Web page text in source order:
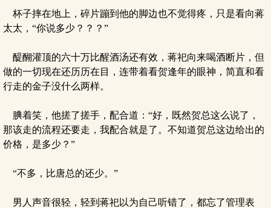
杯子摔在地上，碎片蹦到他的脚边也不觉得疼，只是看向蒋
太太，“你说多少？？？”
醍醐灌顶的六十万比醒酒汤还有效，蒋祀向来喝酒断片，但
做的一切现在还历历在目，连带着看贺逢年的眼神，简直和看
行走的金子没什么两样。
腆着笑，他搓了搓手，配合道：“好，既然贺总这么说了，
那该走的流程还要走，我配合就是了。不知道贺总这边给出的
价格，是多少？”
“不多，比唐总的还少。”
男人声音很轻，轻到蒋祀以为自己听错了，都忘了管理表